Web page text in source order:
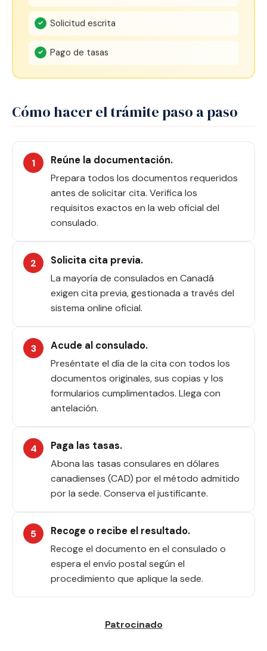
Solicitud escrita
Pago de tasas
Cómo hacer el trámite paso a paso
Reúne la documentación.
Prepara todos los documentos requeridos
antes de solicitar cita. Verifica los
requisitos exactos en la web oficial del
consulado.
Solicita cita previa.
La mayoría de consulados en Canadá
exigen cita previa, gestionada a través del
sistema online oficial.
Acude al consulado.
Preséntate el día de la cita con todos los
documentos originales, sus copias y los
formularios cumplimentados. Llega con
antelación.
Paga las tasas.
Abona las tasas consulares en dólares
canadienses (CAD) por el método admitido
por la sede. Conserva el justificante.
Recoge o recibe el resultado.
Recoge el documento en el consulado o
espera el envío postal según el
procedimiento que aplique la sede.